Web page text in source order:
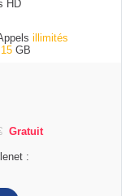
HD
illimités
15 GB
Gratuit
: